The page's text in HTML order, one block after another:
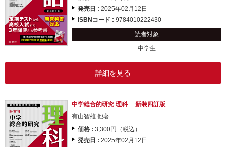
発売日 :2025年02月12日
ISBNコード :9784010222430
読者対象
中学生
詳細を見る
中学総合的研究 理科 新装四訂版
有山智雄 他著
価格 :3,300円（税込）
発売日 :2025年02月12日